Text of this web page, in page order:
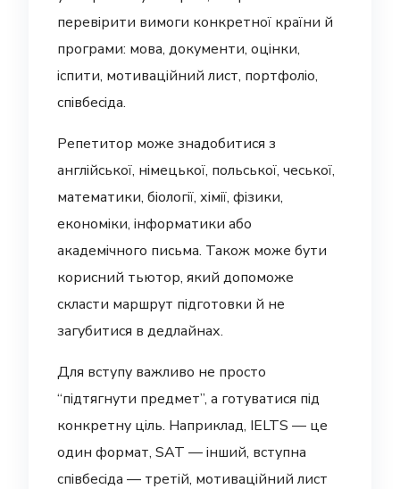
перевірити вимоги конкретної країни й
програми: мова, документи, оцінки,
іспити, мотиваційний лист, портфоліо,
співбесіда.
Репетитор може знадобитися з
англійської, німецької, польської, чеської,
математики, біології, хімії, фізики,
економіки, інформатики або
академічного письма. Також може бути
корисний тьютор, який допоможе
скласти маршрут підготовки й не
загубитися в дедлайнах.
Для вступу важливо не просто
“підтягнути предмет”, а готуватися під
конкретну ціль. Наприклад, IELTS — це
один формат, SAT — інший, вступна
співбесіда — третій, мотиваційний лист